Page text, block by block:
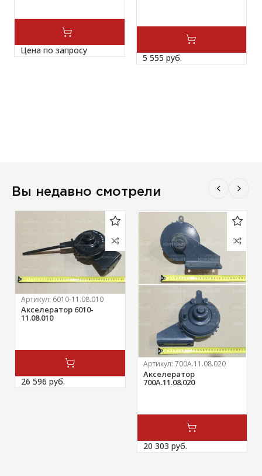
Цена по запросу
5 555 руб.
Вы недавно смотрели
Артикул: 6010-11.08.010
Акселератор 6010-
11.08.010
26 596 руб.
Артикул: 700А.11.08.020
Акселератор
700А.11.08.020
20 303 руб.